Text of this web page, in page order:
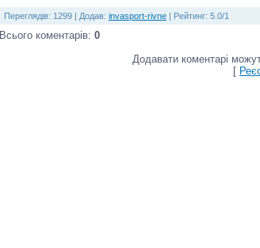
Переглядів: 1299 Додав: invasport-rivne Рейтинг: 5.0/1
Всього коментарів: 0
Додавати коментарі
[